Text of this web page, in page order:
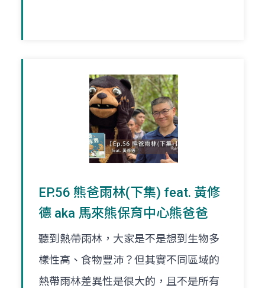
EP.56 熊爸雨林(下集) feat. 黃修
德 aka 馬來熊保育中心熊爸爸
聽到熱帶雨林，大家是不是想到生物多
樣性高、食物豐沛？但其實不同區域的
熱帶雨林差異性是很大的，且不是所有